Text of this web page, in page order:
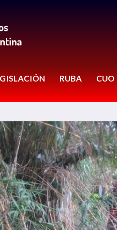
RUBA CUO